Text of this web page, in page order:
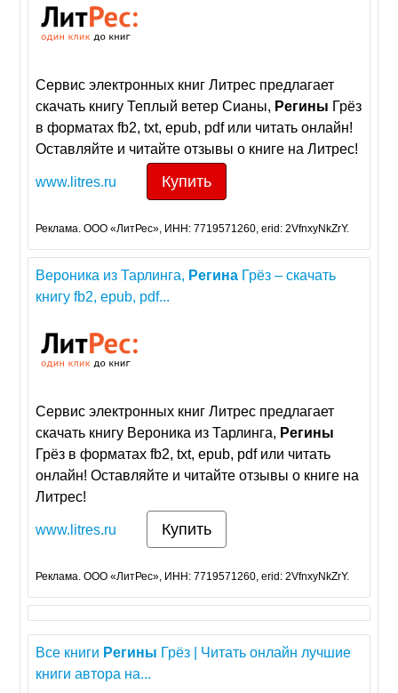
Сервис электронных книг Литрес предлагает
скачать книгу Теплый ветер Сианы, Регины Грёз
в форматах fb2, txt, epub, pdf или читать онлайн!
Оставляйте и читайте отзывы о книге на Литрес!
www.litres.ru Купить
Реклама. ООО «ЛитРес», ИНН: 7719571260, erid: 2VfnxyNkZrY.
Вероника из Тарлинга, Регина Грёз – скачать
книгу fb2, epub, pdf...
Сервис электронных книг Литрес предлагает
скачать книгу Вероника из Тарлинга, Регины
Грёз в форматах fb2, txt, epub, pdf или читать
онлайн! Оставляйте и читайте отзывы о книге на
Литрес!
www.litres.ru Купить
Реклама. ООО «ЛитРес», ИНН: 7719571260, erid: 2VfnxyNkZrY.
Все книги Регины Грёз | Читать онлайн лучшие
книги автора на...